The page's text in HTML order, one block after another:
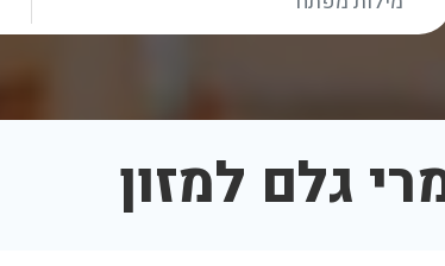
גלם למזון